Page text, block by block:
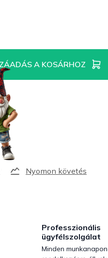
A KOSÁRHOZ
Nyomon követés
Professzionális
ügyfélszolgálat
Minden munkanapon